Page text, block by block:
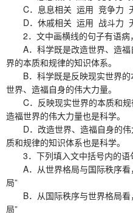
C．息息相关 运用 竞争力
D．休戚相关 运用 战斗力
2．文中画横线的句子有语病
A．科学既是改造世界、造福
界的本质和规律的知识体系。
B．科学既是反映现实世界的
世界、造福自身的伟大力量。
C．反映现实世界的本质和规
造福世界的伟大力量也是科学。
D．改造世界、造福自身的伟
质和规律的知识体系也是科学。
3．下列填入文中括号内的语
A．从世界格局与国际秩序看
局”
B．从国际秩序与世界格局看
局”